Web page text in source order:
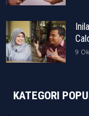
9
KATEGORI